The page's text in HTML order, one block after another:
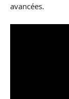
avancées.